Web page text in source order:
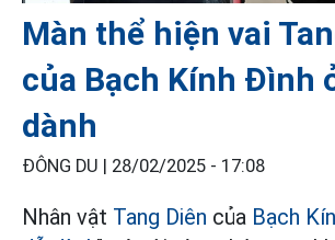
Màn thể hiện vai
của Bạch Kính Đình
dành
ĐÔNG DU | 28/02/2025 - 17:08
Nhân vật Tang Diên của Bạch